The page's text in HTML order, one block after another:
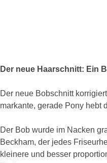
Der neue Haarschnitt: Ein
Der neue Bobschnitt
markante, gerade Pony hebt
Der Bob wurde im Nacken
Beckham, der jedes
kleinere und besser